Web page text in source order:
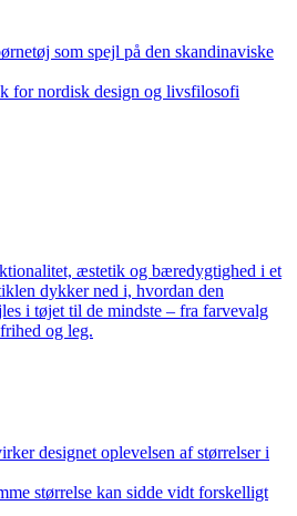
som spejl på den skandinaviske
for nordisk design og livsfilosofi
æstetik og bæredygtighed i et
dykker ned i, hvordan den
i tøjet til de mindste – fra farvevalg
og leg.
designet oplevelsen af størrelser i
størrelse kan sidde vidt forskelligt